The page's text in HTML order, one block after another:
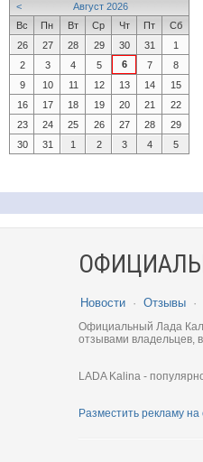
<
Август 2026
Вс
Пн Вт Ср Чт Пт
Сб
26
27 28 29 30 31
1
2
3 4 5 6 7
8
9
10 11 12 13 14
15
16
17 18 19 20 21
22
23
24 25 26 27 28
29
30
31 1 2 3 4 5
Новости · Отзывы ·
Официальный Лада
отзывами владельцев,
LADA Kalina -
Разместить рекламу на